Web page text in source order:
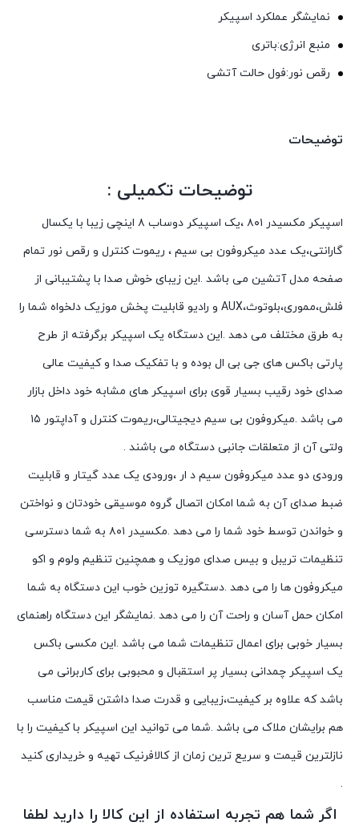
نمایشگر عملکرد اسپیکر
منبع انرژی:باتری
رقص نور:فول حالت آتشی
توضیحات
توضیحات تکمیلی :
اسپیکر مکسیدر ۸۰۱ ،یک اسپیکر دوساب ۸ اینچی زیبا با یکسال
گارانتی،یک عدد میکروفون بی سیم ، ریموت کنترل و رقص نور تمام
صفحه مدل آتشین می باشد .این زیبای خوش صدا با پشتیبانی از
فلش،مموری،بلوتوث،AUX و رادیو قابلیت پخش موزیک دلخواه شما را
به طرق مختلف می دهد .این دستگاه یک اسپیکر برگرفته از طرح
پارتی باکس های جی بی ال بوده و با تفکیک صدا و کیفیت عالی
صدای خود رقیب بسیار قوی برای اسپیکر های مشابه خود داخل بازار
می باشد .میکروفون بی سیم دیجیتالی،ریموت کنترل و آداپتور ۱۵
ولتی آن از متعلقات جانبی دستگاه می باشند .
ورودی دو عدد میکروفون سیم د ار ،ورودی یک عدد گیتار و قابلیت
ضبط صدای آن به شما امکان اتصال گروه موسیقی خودتان و نواختن
و خواندن توسط خود شما را می دهد .مکسیدر ۸۰۱ به شما دسترسی
تنظیمات تریبل و بیس صدای موزیک و همچنین تنظیم ولوم و اکو
میکروفون ها را می دهد .دستگیره توزین خوب این دستگاه به شما
امکان حمل آسان و راحت آن را می دهد .نمایشگر این دستگاه راهنمای
بسیار خوبی برای اعمال تنظیمات شما می باشد .این مکسی باکس
یک اسپیکر چمدانی بسیار پر استقبال و محبوبی برای کاربرانی می
باشد که علاوه بر کیفیت،زیبایی و قدرت صدا داشتن قیمت مناسب
هم برایشان ملاک می باشد .شما می توانید این اسپیکر با کیفیت را با
نازلترین قیمت و سریع ترین زمان از کالافرنیک تهیه و خریداری کنید
.
اگر شما هم تجربه استفاده از این کالا را دارید لطفا